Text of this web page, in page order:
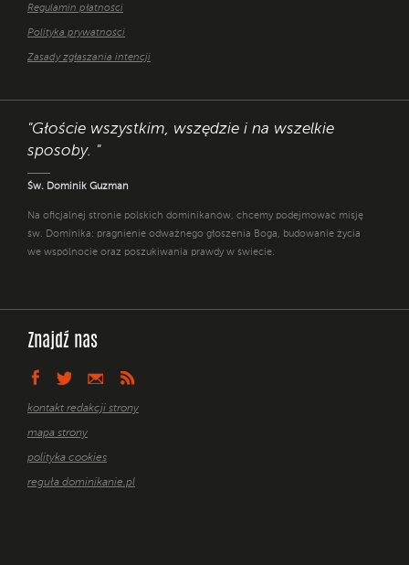
Regulamin płatności
Polityka prywatności
Zasady zgłaszania intencji
"Głoście wszystkim, wszędzie i na wszelkie
sposoby. "
Św. Dominik Guzman
Na oficjalnej stronie polskich dominikanów, chcemy podejmować misję
św. Dominika: pragnienie odważnego głoszenia Boga, budowanie życia
we wspólnocie oraz poszukiwania prawdy w świecie.
Znajdź nas
kontakt redakcji strony
mapa strony
polityka cookies
reguła dominikanie.pl